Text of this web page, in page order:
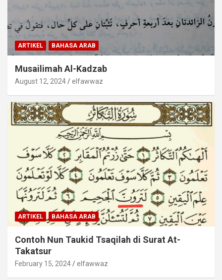
ARTIKEL BAHASA ARAB
Musailimah Al-Kadzab
August 12, 2024 elfawwaz
ARTIKEL BAHASA ARAB
Contoh Nun Taukid Tsaqilah di Surat At-
Takatsur
February 15, 2024 elfawwaz